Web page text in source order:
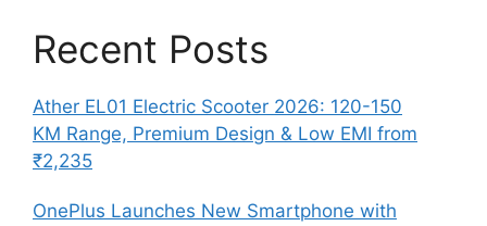
Recent Posts
Ather EL01 Electric Scooter 2026: 120-150
KM Range, Premium Design & Low EMI from
₹2,235
OnePlus Launches New Smartphone with